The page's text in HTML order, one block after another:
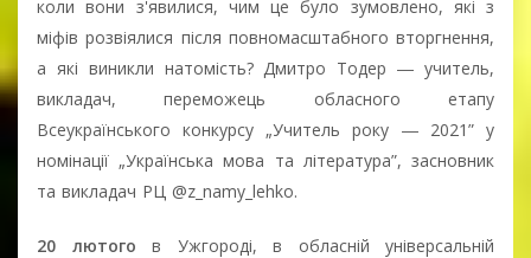
коли вони з'явилися, чим це було зумовлено, які з
міфів розвіялися після повномасштабного вторгнення,
а які виникли натомість? Дмитро Тодер ― учитель,
викладач, переможець обласного етапу
Всеукраїнського конкурсу „Учитель року ― 2021” у
номінації „Українська мова та література”, засновник
та викладач РЦ @z_namy_lehko.
20 лютого в Ужгороді, в обласній універсальній